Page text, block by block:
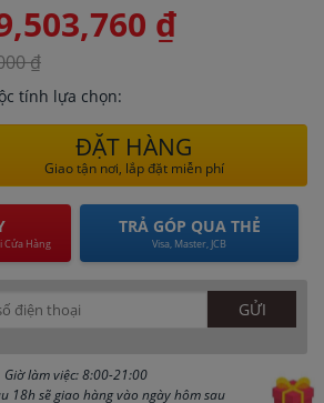
₫
₫
tính lựa chọn:
ĐẶT HÀNG
Giao tận nơi, lắp đặt miễn phí
Cửa Hàng
TRẢ GÓP QUA THẺ
Visa, Master, JCB
Giờ làm việc: 8:00-21:00
18h sẽ giao hàng vào ngày hôm sau